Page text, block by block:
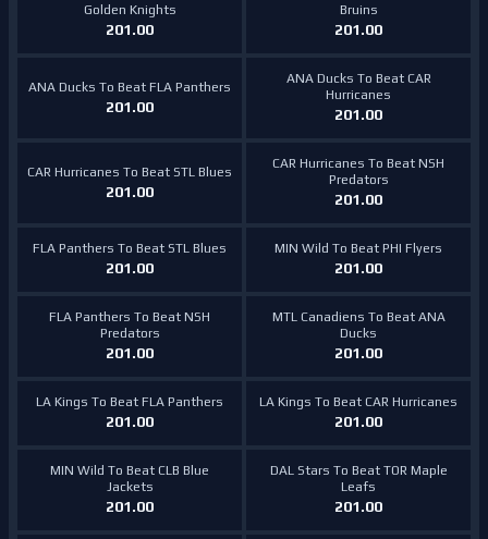
Golden Knights
201.00
Bruins
201.00
ANA Ducks To Beat FLA Panthers
201.00
ANA Ducks To Beat CAR
Hurricanes
201.00
CAR Hurricanes To Beat STL Blues
201.00
CAR Hurricanes To Beat NSH
Predators
201.00
FLA Panthers To Beat STL Blues
201.00
MIN Wild To Beat PHI Flyers
201.00
FLA Panthers To Beat NSH
Predators
201.00
MTL Canadiens To Beat ANA
Ducks
201.00
LA Kings To Beat FLA Panthers
201.00
LA Kings To Beat CAR Hurricanes
201.00
MIN Wild To Beat CLB Blue
Jackets
201.00
DAL Stars To Beat TOR Maple
Leafs
201.00